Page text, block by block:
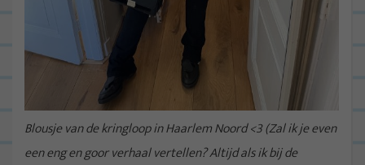
Blousje van de kringloop in Haarlem Noord <3 (Zal ik je even
een eng en goor verhaal vertellen? Altijd als ik bij de